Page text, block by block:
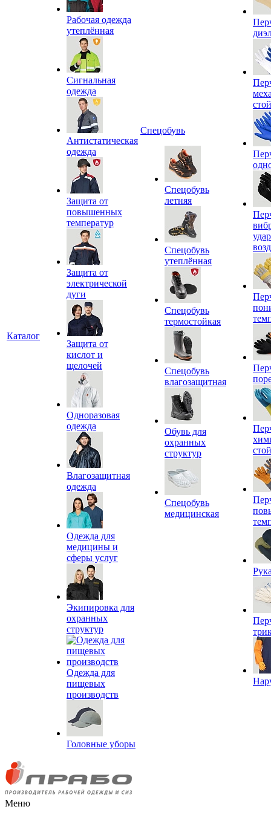
Каталог
Рабочая одежда
утеплённая
Сигнальная
одежда
Антистатическая
одежда
Защита от
повышенных
температур
Защита от
электрической
дуги
Защита от
кислот и
щелочей
Одноразовая
одежда
Влагозащитная
одежда
Одежда для
медицины и
сферы услуг
Экипировка для
охранных
структур
Одежда для
пищевых
производств
Головные уборы
Спецобувь
Спецобувь
летняя
Спецобувь
утеплённая
Спецобувь
термостойкая
Спецобувь
влагозащитная
Обувь для
охранных
структур
Спецобувь
медицинская
Меню